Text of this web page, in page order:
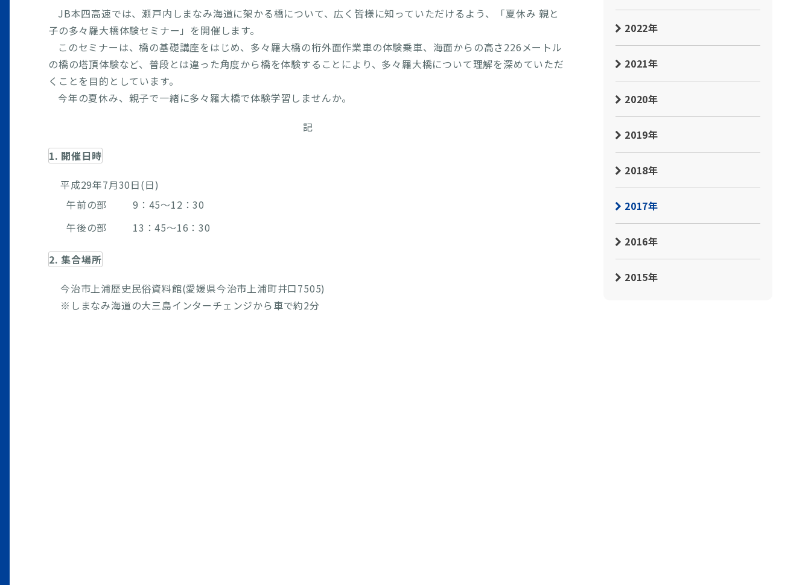
JB本四高速では、瀬戸内しまなみ海道に架かる橋について、広く皆様に知っていただけるよう、「夏休み 親と
子の多々羅大橋体験セミナー」を開催します。
このセミナーは、橋の基礎講座をはじめ、多々羅大橋の桁外面作業車の体験乗車、海面からの高さ226メートル
の橋の塔頂体験など、普段とは違った角度から橋を体験することにより、多々羅大橋について理解を深めていただ
くことを目的としています。
今年の夏休み、親子で一緒に多々羅大橋で体験学習しませんか。
記
1. 開催日時
平成29年7月30日(日)
午前の部
9：45～12：30
午後の部
13：45～16：30
2. 集合場所
今治市上浦歴史民俗資料館(愛媛県今治市上浦町井口7505)
※しまなみ海道の大三島インターチェンジから車で約2分
2022年
2021年
2020年
2019年
2018年
2017年
2016年
2015年